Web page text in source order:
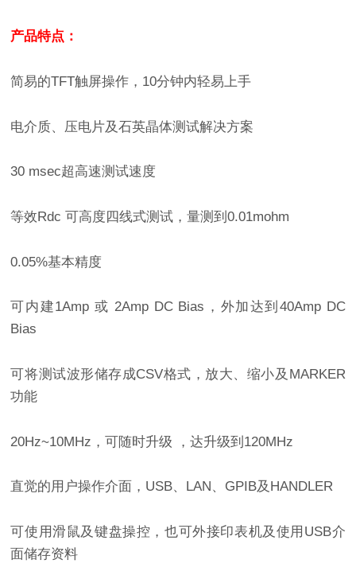
产品特点：
简易的TFT触屏操作， 10分钟内轻易上手
电介质、压电片及石英晶体测试解决方案
30 msec超高速测试速度
等效Rdc可高度四线式测试，量测到0.01mohm
0.05%基本精度
可内建1Amp 或 2Amp DC Bias ，外加达到 40Amp DC
Bias
可将测试波形储存成CSV格式，放大、缩小及 MARKER
功能
20Hz~10MHz ，可随时升级 ，达升级到 120MHz
直觉的用户操作介面， USB、 LAN 、 GPIB及 HANDLER
可使用滑鼠及键盘操控，也可外接印表机及使用 USB介
面储存资料